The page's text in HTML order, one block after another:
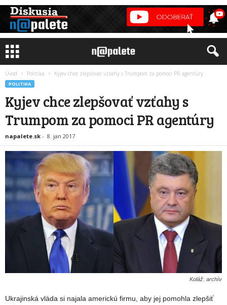
Úvod Politika Kyjev chce zlepšovať vzťahy s Trumpom za pomoci PR agentúry
POLITIKA
Kyjev chce zlepšovať vzťahy s
Trumpom za pomoci PR agentúry
napalete.sk - 8. jan 2017
Koláž: archív
Ukrajinská vláda si najala americkú firmu, aby jej pomohla zlepšiť